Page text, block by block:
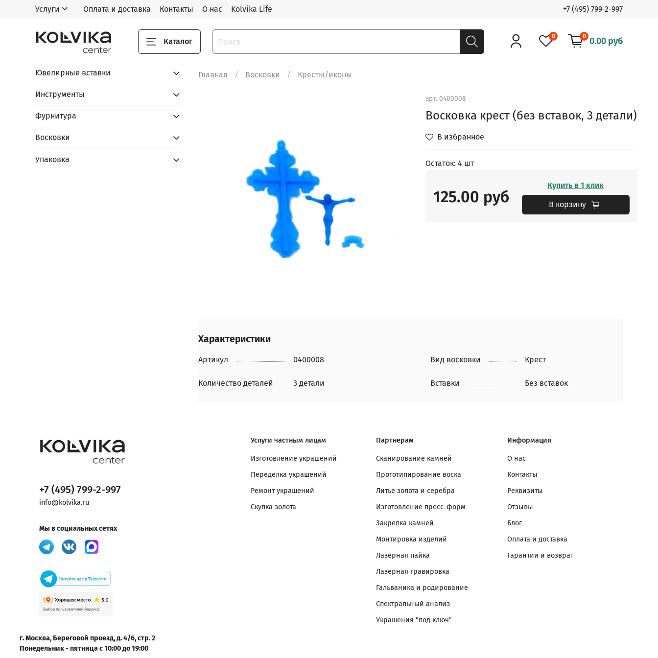
Услуги Оплата и доставка Контакты О нас Kolvika Life +7 (495) 799-2-997
Каталог
0 0 0.00 руб
Главная Восковки Кресты/иконы
арт. 0400008
Восковка крест (без вставок, 3 детали)
В избранное
Остаток: 4 шт
125.00 руб
Купить в 1 клик
В корзину
Характеристики
Артикул 0400008 Вид восковки Крест
Количество деталей 3 детали Вставки Без вставок
Ювелирные вставки
Инструменты
Фурнитура
Восковки
Упаковка
Услуги частным лицам
Изготовление украшений
Переделка украшений
Ремонт украшений
Скупка золота
Партнерам
Сканирование камней
Прототипирование воска
Литье золота и серебра
Изготовление пресс-форм
Закрепка камней
Монтировка изделий
Лазерная пайка
Лазерная гравировка
Гальваника и родирование
Спектральный анализ
Украшения "под ключ"
Информация
О нас
Контакты
Реквизиты
Отзывы
Блог
Оплата и доставка
Гарантии и возврат
+7 (495) 799-2-997
info@kolvika.ru
Мы в социальных сетях
г. Москва, Береговой проезд, д. 4/6, стр. 2
Понедельник - пятница с 10:00 до 19:00